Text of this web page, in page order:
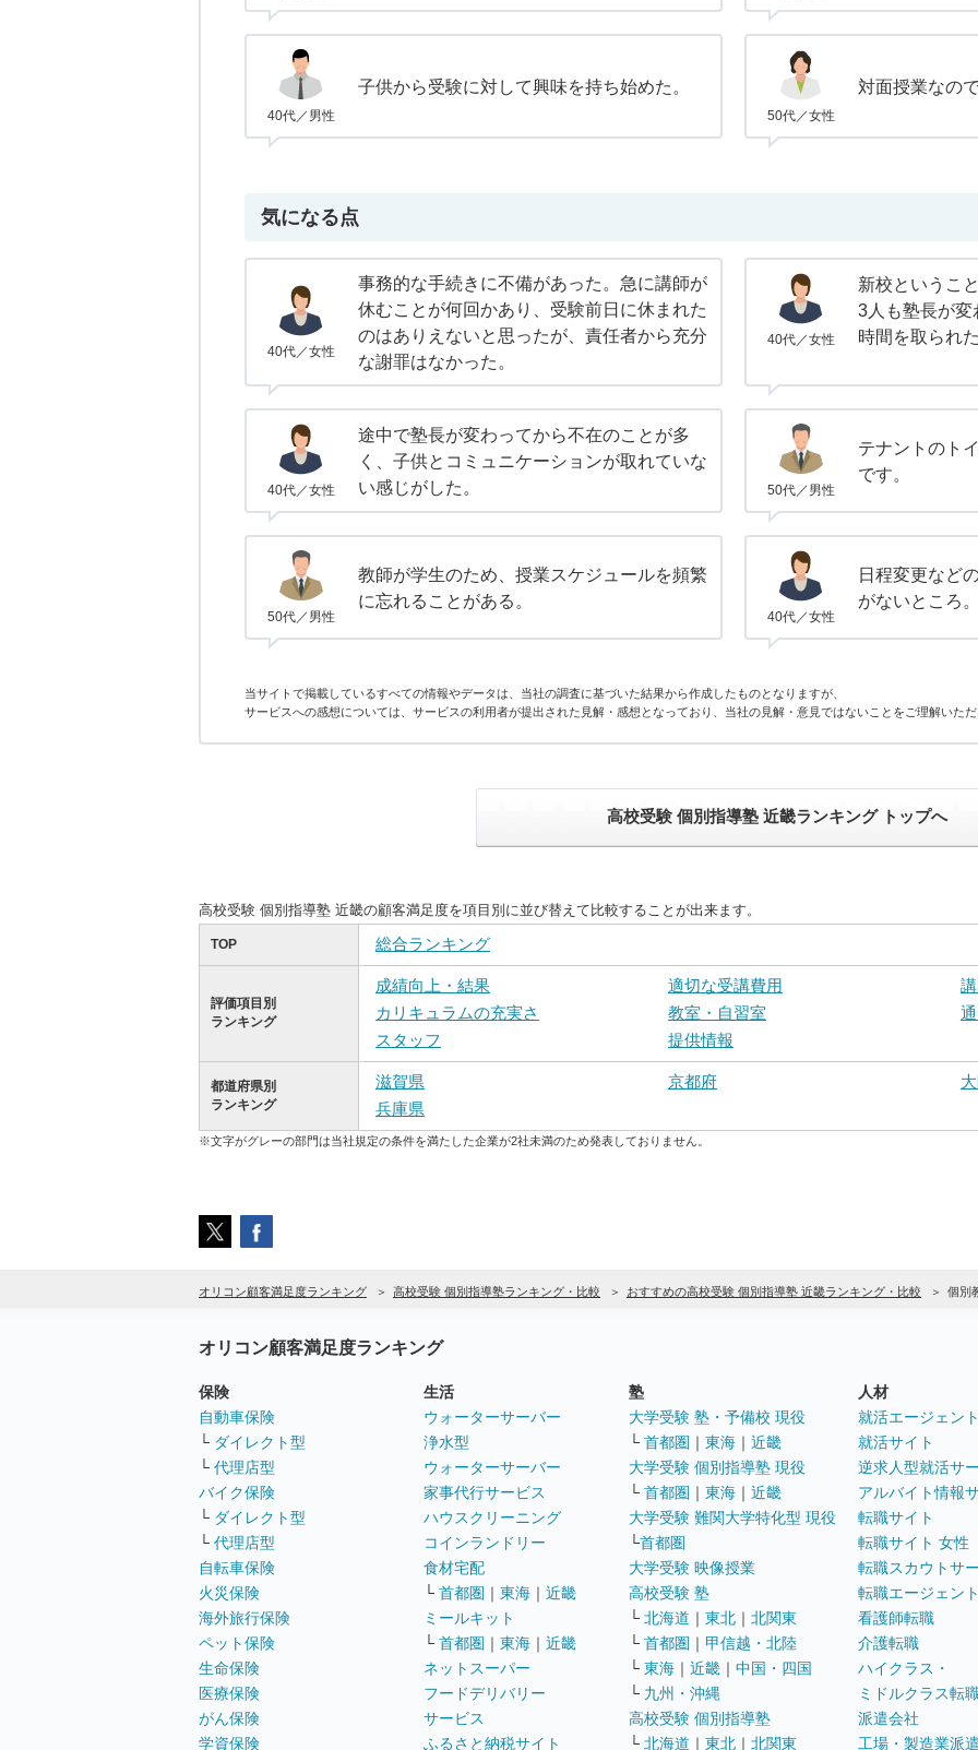
40代／男性
子供から受験に対して興味を持ち始めた。
50代／女性
対面授業なの
気になる点
40代／女性
事務的な手続きに不備があった。急に講師が
休むことが何回かあり、受験前日に休まれた
のはありえないと思ったが、責任者から充分
な謝罪はなかった。
40代／女性
新校というこ
3人も塾長が変
時間を取られた
40代／女性
途中で塾長が変わってから不在のことが多
く、子供とコミュニケーションが取れていな
い感じがした。
50代／男性
テナントのト
です。
50代／男性
教師が学生のため、授業スケジュールを頻繁
に忘れることがある。
40代／女性
日程変更など
がないところ。
当サイトで掲載しているすべての情報やデータは、当社の調査に基づいた結果から作成したものとなりますが、
サービスへの感想については、サービスの利用者が提出された見解・感想となっており、当社の見解・意見ではないことをご理解いただ
高校受験 個別指導塾 近畿ランキング トップへ
高校受験 個別指導塾 近畿の顧客満足度を項目別に並び替えて比較することが出来ます。
TOP 総合ランキング
評価項目別
ランキング
成績向上・結果 適切な受講費用
カリキュラムの充実さ
教室・自習室
スタッフ
提供情報
都道府県別
ランキング
滋賀県 京都府
兵庫県
※文字がグレーの部門は当社規定の条件を満たした企業が2社未満のため発表しておりません。
オリコン顧客満足度ランキング 高校受験 個別指導塾ランキング・比較 おすすめの高校受験 個別指導塾 近畿ランキング・比較 個別
オリコン顧客満足度ランキング
保険
自動車保険
└ ダイレクト型
└ 代理店型
バイク保険
└ ダイレクト型
└ 代理店型
自転車保険
火災保険
海外旅行保険
ペット保険
生命保険
医療保険
がん保険
学資保険
生活
ウォーターサーバー
浄水型
ウォーターサーバー
家事代行サービス
ハウスクリーニング
コインランドリー
食材宅配
└ 首都圏 ｜ 東海 ｜ 近畿
ミールキット
└ 首都圏 ｜ 東海 ｜ 近畿
ネットスーパー
フードデリバリー
サービス
ふるさと納税サイト
塾
大学受験 塾・予備校 現役
└ 首都圏 ｜ 東海 ｜ 近畿
大学受験 個別指導塾 現役
└ 首都圏 ｜ 東海 ｜ 近畿
大学受験 難関大学特化型 現役
└首都圏
大学受験 映像授業
高校受験 塾
└ 北海道 ｜ 東北 ｜ 北関東
└ 首都圏 ｜ 甲信越・北陸
└ 東海 ｜ 近畿 ｜ 中国・四国
└ 九州・沖縄
高校受験 個別指導塾
└ 北海道 ｜ 東北 ｜ 北関東
人材
就活エージェント
就活サイト
逆求人型就活サ
アルバイト情報
転職サイト
転職サイト 女性
転職スカウトサ
転職エージェント
看護師転職
介護転職
ハイクラス・
ミドルクラス転
派遣会社
工場・製造業派遣